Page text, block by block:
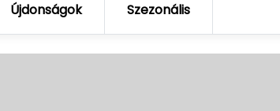
Újdonságok Szezonális